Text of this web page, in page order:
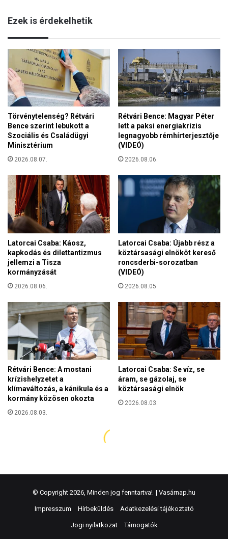
© Copyright 2026, Minden jog fenntartva! | Vasárnap.hu
Impresszum Hírbeküldés Adatkezelési tájékoztató
Jogi nyilatkozat Támogatók